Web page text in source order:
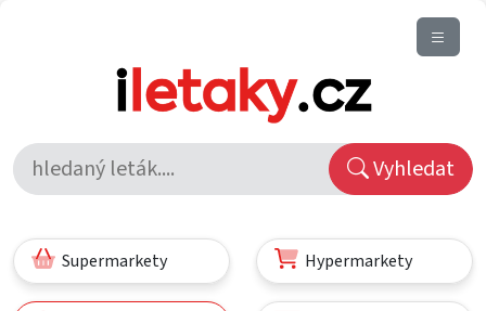
Vyhledat
Supermarkety Hypermarkety